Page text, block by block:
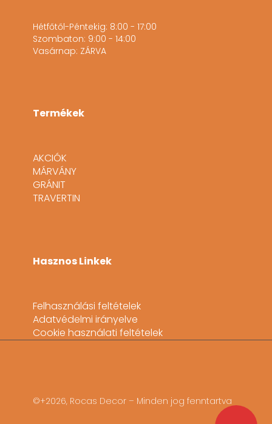
Hétfőtől-Péntekig: 8:00 - 17:00
Szombaton: 9:00 - 14:00
Vasárnap: ZÁRVA
Termékek
AKCIÓK
MÁRVÁNY
GRÁNIT
TRAVERTIN
Hasznos Linkek
Felhasználási feltételek
Adatvédelmi irányelve
Cookie használati feltételek
©+2026, Rocas Decor – Minden jog fenntartva